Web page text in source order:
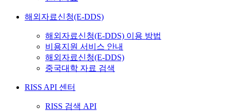
해외자료신청(E-DDS)
해외자료신청(E-DDS) 이용 방법
비용지원 서비스 안내
해외자료신청(E-DDS)
중국대학 자료 검색
RISS API 센터
RISS 검색 API